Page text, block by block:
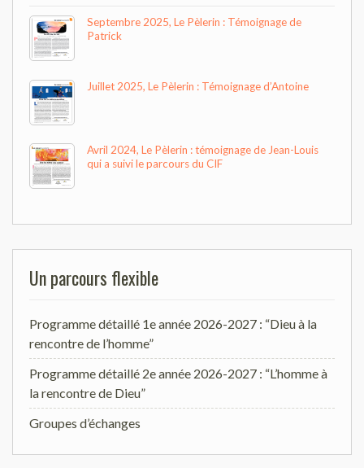
Septembre 2025, Le Pèlerin : Témoignage de
Patrick
Juillet 2025, Le Pèlerin : Témoignage d’Antoine
Avril 2024, Le Pèlerin : témoignage de Jean-Louis
qui a suivi le parcours du CIF
Un parcours flexible
Programme détaillé 1e année 2026-2027 : “Dieu à la
rencontre de l’homme”
Programme détaillé 2e année 2026-2027 : “L’homme à
la rencontre de Dieu”
Groupes d’échanges